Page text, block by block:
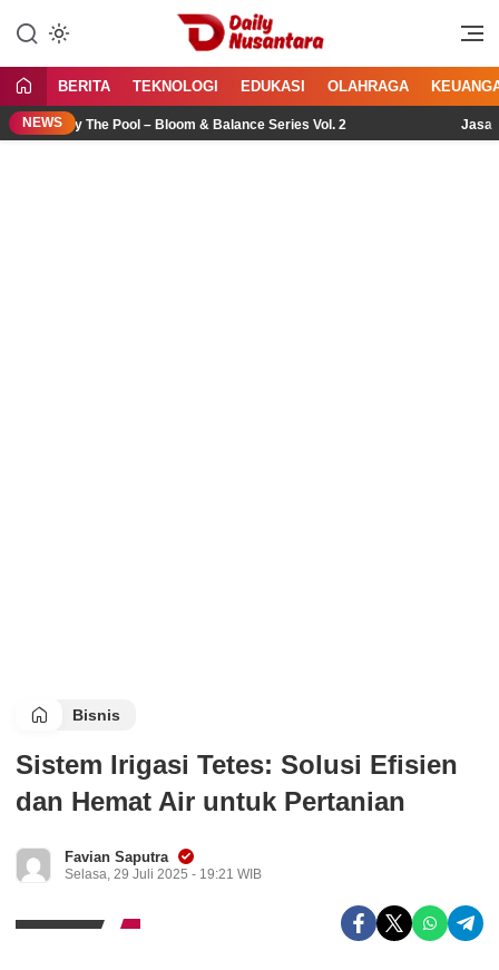
konten
Daily Nusantara
Menyajikan Fakta, Menginspirasi
BERITA TEKNOLOGI EDUKASI OLAHRAGA
NEWS
by The Pool – Bloom & Balance Series Vol. 2 Jasa Import
Bisnis
Sistem Irigasi Tetes: Solusi Efisien
dan Hemat Air untuk Pertanian
Favian Saputra
Selasa, 29 Juli 2025 - 19:21 WIB